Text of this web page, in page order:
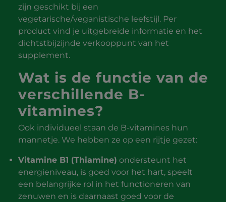
zijn geschikt bij een
vegetarische/veganistische leefstijl. Per
product vind je uitgebreide informatie en het
dichtstbijzijnde verkooppunt van het
supplement.
Wat is de functie van de
verschillende B-
vitamines?
Ook individueel staan de B-vitamines hun
mannetje. We hebben ze op een rijtje gezet:
Vitamine B1 (Thiamine) ondersteunt het
energieniveau, is goed voor het hart, speelt
een belangrijke rol in het functioneren van
zenuwen en is daarnaast goed voor de